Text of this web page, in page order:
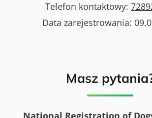
Telefon kontaktowy:
Data zarejestrowania:
Masz